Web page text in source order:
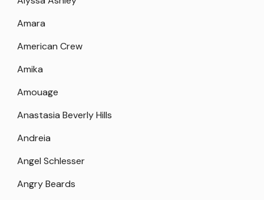
Amara
American Crew
Amika
Amouage
Anastasia Beverly Hills
Andreia
Angel Schlesser
Angry Beards